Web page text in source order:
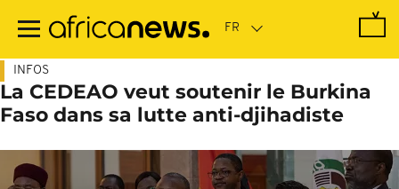
contenu
INFOS
La CEDEAO veut soutenir le Burkina
Faso dans sa lutte anti-djihadiste